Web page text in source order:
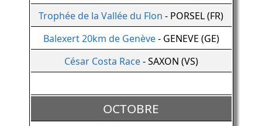
Trophée de la Vallée du Flon - PORSEL (FR)
Balexert 20km de Genève- GENEVE (GE)
César Costa Race- SAXON (VS)
OCTOBRE